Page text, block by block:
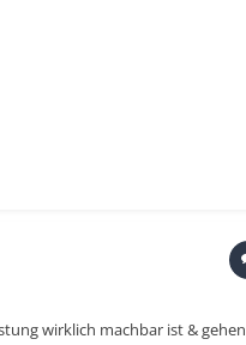
wirklich machbar ist & gehen